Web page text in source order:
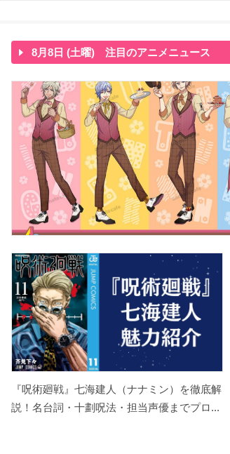
8月8日 (土曜) 注目のアニメニュース
『呪術廻戦』七海建人（ナナミン）を徹底解
説！名台詞・十劃呪法・担当声優までプロ...